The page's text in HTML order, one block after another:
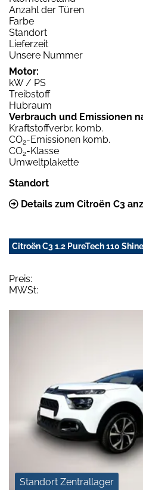
Anzahl der Türen
Farbe
Standort
Lieferzeit
Unsere Nummer
Motor:
kW / PS
Treibstoff
Hubraum
Verbrauch und Emissionen
Kraftstoffverbr. komb.
CO2-Emissionen komb.
CO2-Klasse
Umweltplakette
Standort
Details zum Citroën C3
Citroën C3 1.2 PureTech 110
Preis:
MWSt:
Standort Zentrallager